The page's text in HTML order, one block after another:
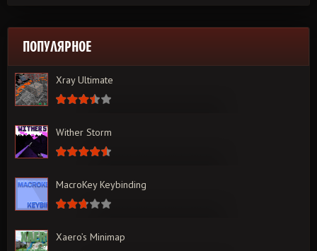
ПОПУЛЯРНОЕ
Xray Ultimate
Wither Storm
MacroKey Keybinding
Xaero’s Minimap